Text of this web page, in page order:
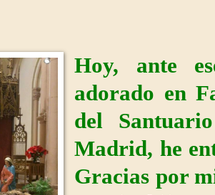
Hoy, ante
adorado en
del
Madrid, he
Gracias por